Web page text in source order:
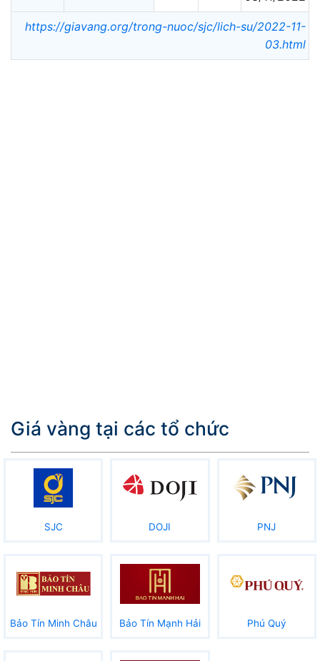
https://giavang.org/trong-nuoc/sjc/lich-su/2022-11-
03.html
Giá vàng tại các tổ chức
SJC DOJI PNJ
Bảo Tín Minh Châu Bảo Tín Mạnh Hải Phú Quý